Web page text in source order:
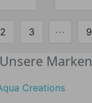
2 3 ··· 9
Unsere Marken